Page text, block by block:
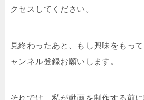
クセスしてください。
見終わったあと、もし興味をもっ
ャンネル登録お願いします。
それでは、私が動画を制作する前